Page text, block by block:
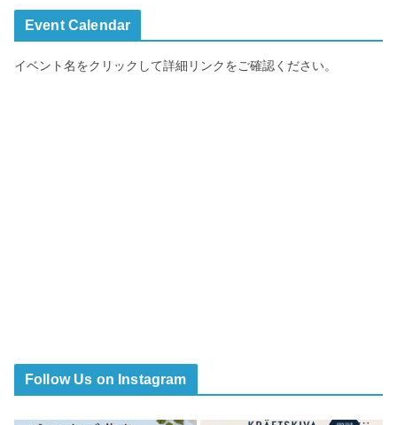
カ
Event Calendar
イベント名をクリックして詳細リンクをご確認ください。
Follow Us on Instagram